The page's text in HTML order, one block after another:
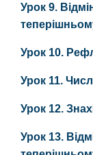
Урок 9.
Урок 10.
Урок 11.
Урок 12.
Урок 13.